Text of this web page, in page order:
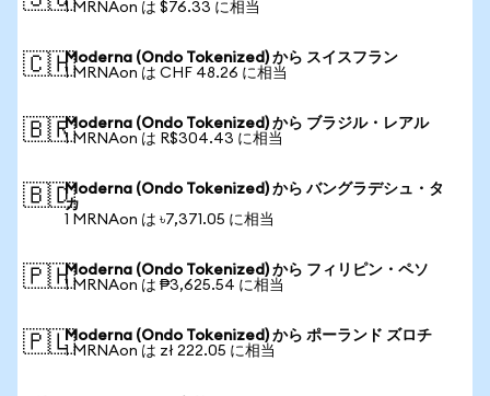
1 MRNAon は $76.33 に相当
🇨🇭Moderna (Ondo Tokenized) から スイスフラン
1 MRNAon は CHF 48.26 に相当
🇧🇷Moderna (Ondo Tokenized) から ブラジル・レアル
1 MRNAon は R$304.43 に相当
🇧🇩Moderna (Ondo Tokenized) から バングラデシュ・タ
カ
1 MRNAon は ৳7,371.05 に相当
🇵🇭Moderna (Ondo Tokenized) から フィリピン・ペソ
1 MRNAon は ₱3,625.54 に相当
🇵🇱Moderna (Ondo Tokenized) から ポーランド ズロチ
1 MRNAon は zł 222.05 に相当